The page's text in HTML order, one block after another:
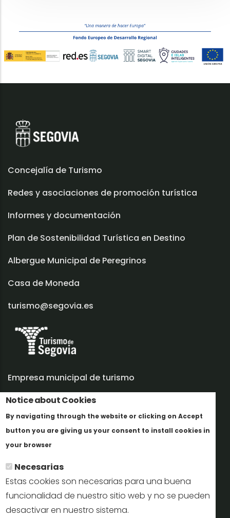
Notice about Cookies
By navigating through the website or clicking on Accept
button you are giving us your consent to install cookies in
your browser
Necesarias
Estas cookies son necesarias para una buena
funcionalidad de nuestro sitio web y no se pueden
desactivar en nuestro sistema.
Concejalía de Turismo
Redes y asociaciones de promoción turística
Informes y documentación
Plan de Sostenibilidad Turística en Destino
Albergue Municipal de Peregrinos
Casa de Moneda
turismo@segovia.es
Empresa municipal de turismo
Trabaja con nosotros
Informes y documentación
Perfil del contratante
Oficinas de Turismo
reservas@turismodesegovia.com
info@turismodesegovia.com